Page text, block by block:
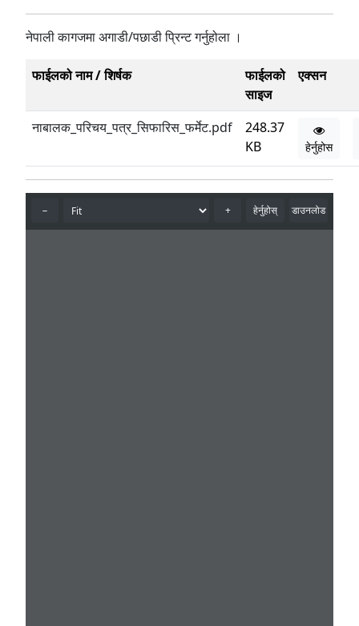
नेपाली कागजमा अगाडी/पछाडी प्रिन्ट गर्नुहोला ।
फाईलको नाम / शिर्षक
फाईलको
साइज
एक्सन
नाबालक_परिचय_पत्र_सिफारिस_फर्मेट.pdf
248.37
KB
हेर्नुहोस